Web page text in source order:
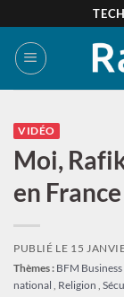
contenu
VIDÉO
Moi,
en
PUBLIÉ LE 15
Thèmes : BFM Business
national , Religion ,